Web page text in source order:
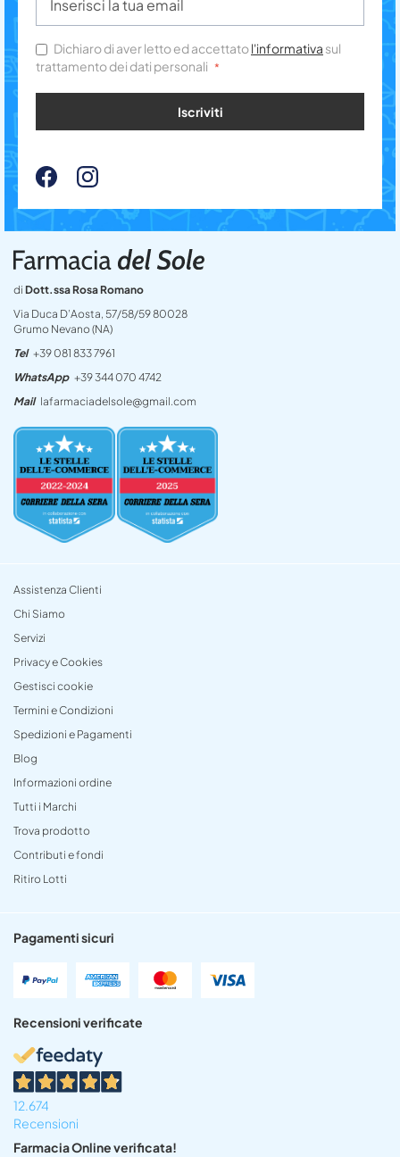
di Dott.ssa Rosa Romano
Via Duca D’Aosta, 57/58/59 80028
Grumo Nevano (NA)
Tel +39 081 833 7961
WhatsApp +39 344 070 4742
Mail lafarmaciadelsole@gmail.com
Assistenza Clienti
Chi Siamo
Servizi
Privacy e Cookies
Gestisci cookie
Termini e Condizioni
Spedizioni e Pagamenti
Blog
Informazioni ordine
Tutti i Marchi
Trova prodotto
Contributi e fondi
Ritiro Lotti
Pagamenti sicuri
Recensioni verificate
12.674
Recensioni
Farmacia Online verificata!
Dichiaro di aver letto ed accettatol'informativa sul
trattamento dei dati personali
Iscriviti